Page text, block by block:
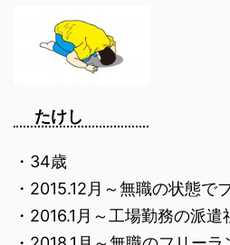
たけし
・34歳
・2015.12月～無職の状態で
・2016.1月～工場勤務の派遣